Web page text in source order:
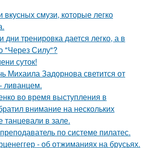
вкусных смузи, которые легко
дни тренировка дается легко, а в
"Через Силу"?
суток!
Михаила Задорнова светится от
ливанцем.
во время выступления в
внимание на нескольких
танцевали в зале.
по системе пилатес.
- об отжиманиях на брусьях.